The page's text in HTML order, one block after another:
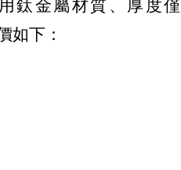
鈦金屬材質、厚度僅
如下：